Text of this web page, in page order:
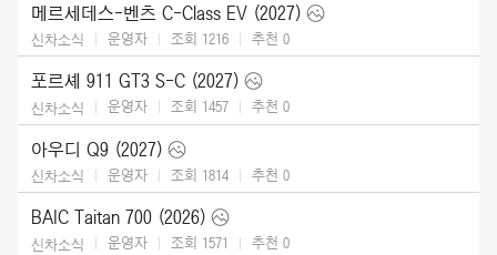
메르세데스-벤츠 C-Class EV (2027)
신차소식 운영자 조회 1216 추천 0
포르셰 911 GT3 S-C (2027)
신차소식 운영자 조회 1457 추천 0
아우디 Q9 (2027)
신차소식 운영자 조회 1814 추천 0
BAIC Taitan 700 (2026)
신차소식 운영자 조회 1571 추천 0